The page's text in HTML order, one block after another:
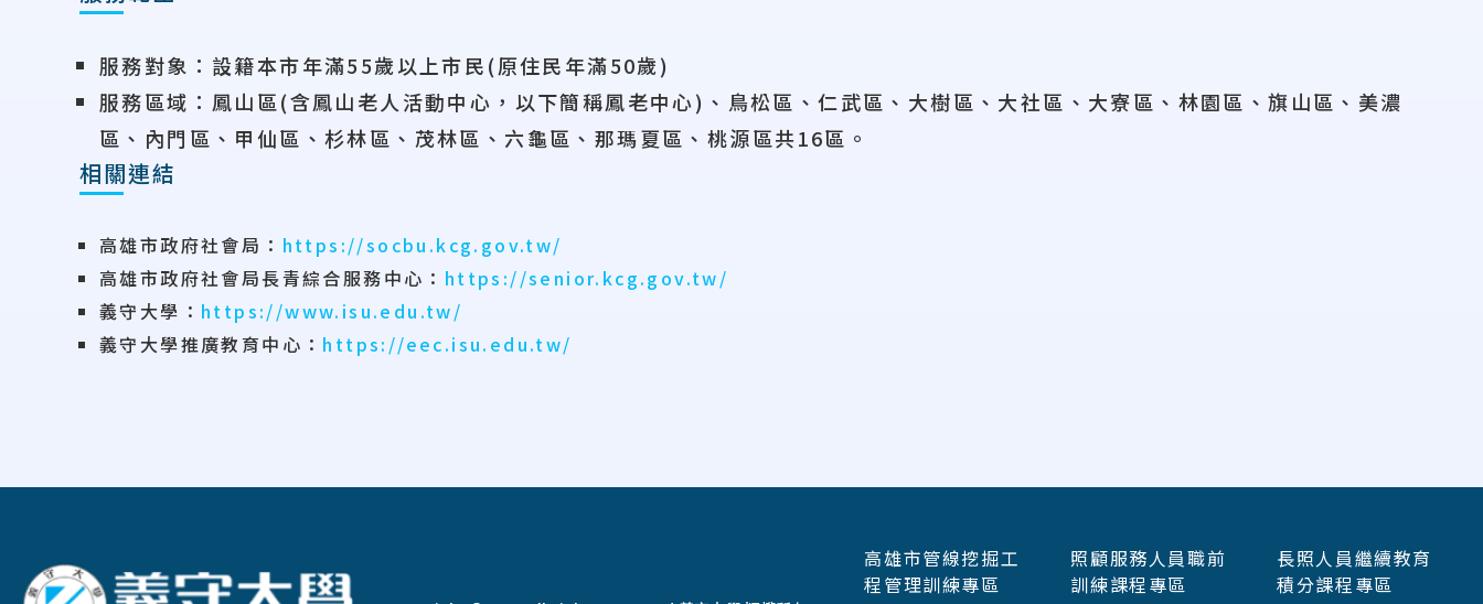
服務對象：設籍本市年滿55歲以上市民(原住民年滿50歲)
服務區域：鳳山區(含鳳山老人活動中心，以下簡稱鳳老中心)、鳥松區、仁武區、大樹區、大社區、大寮區、林園區、旗山區、美濃
區、內門區、甲仙區、杉林區、茂林區、六龜區、那瑪夏區、桃源區共16區。
相關連結
高雄市政府社會局： https://socbu.kcg.gov.tw/
高雄市政府社會局長青綜合服務中心： https://senior.kcg.gov.tw/
義守大學： https://www.isu.edu.tw/
義守大學推廣教育中心： https://eec.isu.edu.tw/
高雄市管線挖掘工
程管理訓練專區
照顧服務人員職前
訓練課程專區
長照人員繼續教育
積分課程專區